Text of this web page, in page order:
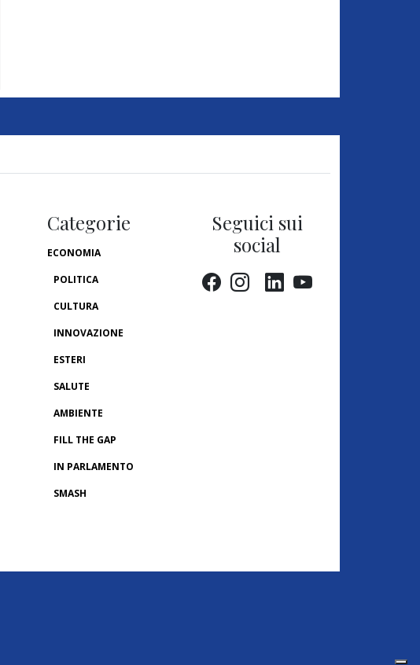
Categorie
ECONOMIA
POLITICA
CULTURA
INNOVAZIONE
ESTERI
SALUTE
AMBIENTE
FILL THE GAP
IN PARLAMENTO
SMASH
Seguici sui
social